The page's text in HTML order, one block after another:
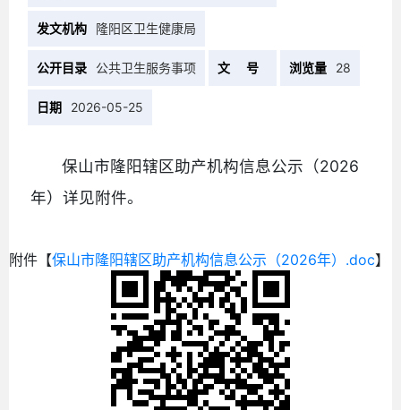
发文机构 隆阳区卫生健康局
公开目录 公共卫生服务事项 文 号 浏览量 28
日期 2026-05-25
保山市隆阳辖区助产机构信息公示（2026
年）详见附件。
附件【保山市隆阳辖区助产机构信息公示（2026年）.doc】